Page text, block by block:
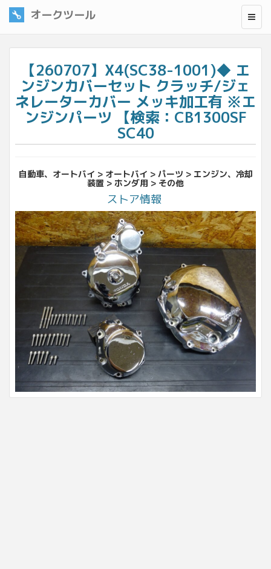
オークツール
【260707】X4(SC38-1001)◆ エ
ンジンカバーセット クラッチ/ジェ
ネレーターカバー メッキ加工有 ※エ
ンジンパーツ 【検索：CB1300SF
SC40
自動車、オートバイ > オートバイ > パーツ > エンジン、冷却
装置 > ホンダ用 > その他
ストア情報